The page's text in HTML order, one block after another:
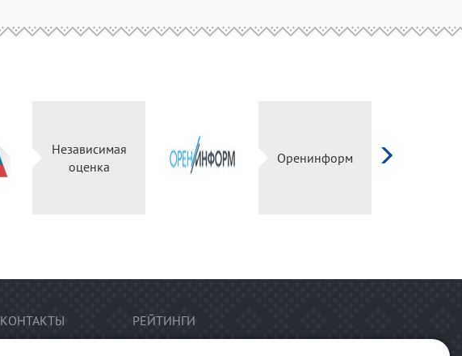
Независимая
оценка
Оренинформ
КОНТАКТЫ РЕЙТИНГИ